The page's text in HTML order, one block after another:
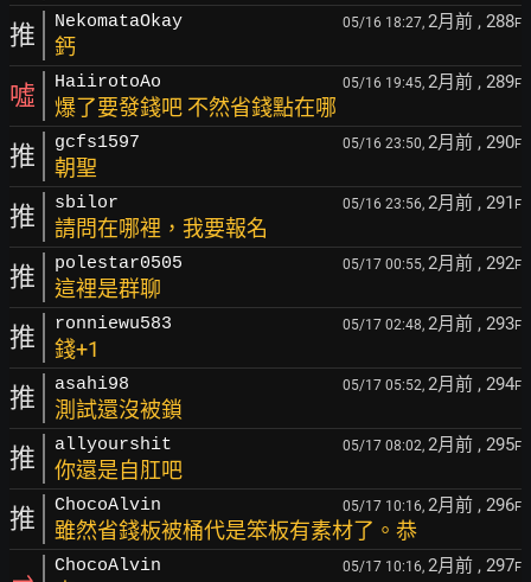
推 NekomataOkay 05/16 18:27, 2月前 , 288F
鈣
噓 HaiirotoAo 05/16 19:45, 2月前 , 289F
爆了要發錢吧 不然省錢點在哪
推 gcfs1597 05/16 23:50, 2月前 , 290F
朝聖
推 sbilor 05/16 23:56, 2月前 , 291 F
請問在哪裡，我要報名
推 polestar0505 05/17 00:55, 2月前 , 292F
這裡是群聊
推 ronniewu583 05/17 02:48, 2月前 , 293F
錢+1
推 asahi98 05/17 05:52, 2月前 , 294F
測試還沒被鎖
推 allyourshit 05/17 08:02, 2月前 , 295F
你還是自肛吧
推 ChocoAlvin 05/17 10:16, 2月前 , 296F
雖然省錢板被桶代是笨板有素材了。恭
ChocoAlvin 05/17 10:16, 2月前 , 297F